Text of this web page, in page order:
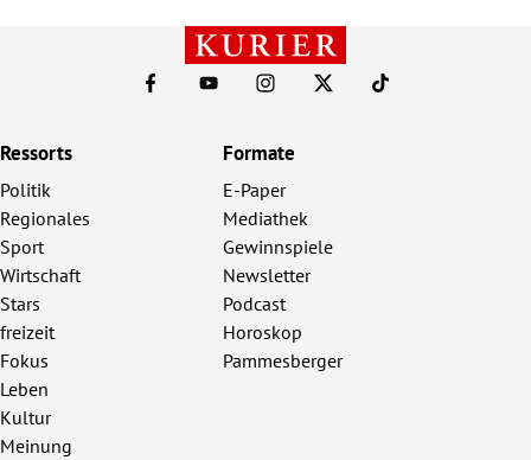
Ressorts
Politik
Regionales
Sport
Wirtschaft
Stars
freizeit
Fokus
Leben
Kultur
Meinung
Formate
E-Paper
Mediathek
Gewinnspiele
Newsletter
Podcast
Horoskop
Pammesberger